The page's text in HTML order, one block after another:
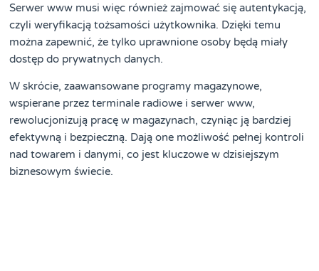
Serwer www musi więc również zajmować się autentykacją,
czyli weryfikacją tożsamości użytkownika. Dzięki temu
można zapewnić, że tylko uprawnione osoby będą miały
dostęp do prywatnych danych.
W skrócie, zaawansowane programy magazynowe,
wspierane przez terminale radiowe i serwer www,
rewolucjonizują pracę w magazynach, czyniąc ją bardziej
efektywną i bezpieczną. Dają one możliwość pełnej kontroli
nad towarem i danymi, co jest kluczowe w dzisiejszym
biznesowym świecie.